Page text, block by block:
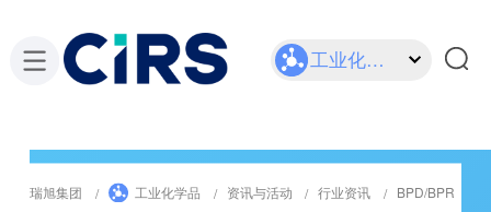
工业化学品
瑞旭集团 工业化学品 资讯与活动 行业资讯 BPD/BPR